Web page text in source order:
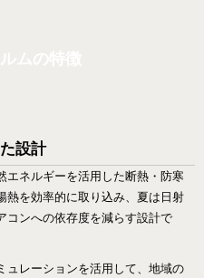
設計
エネルギーを活用した断熱・防寒
熱を効率的に取り込み、夏は日射
コンへの依存度を減らす設計で
ュレーションを活用して、地域の